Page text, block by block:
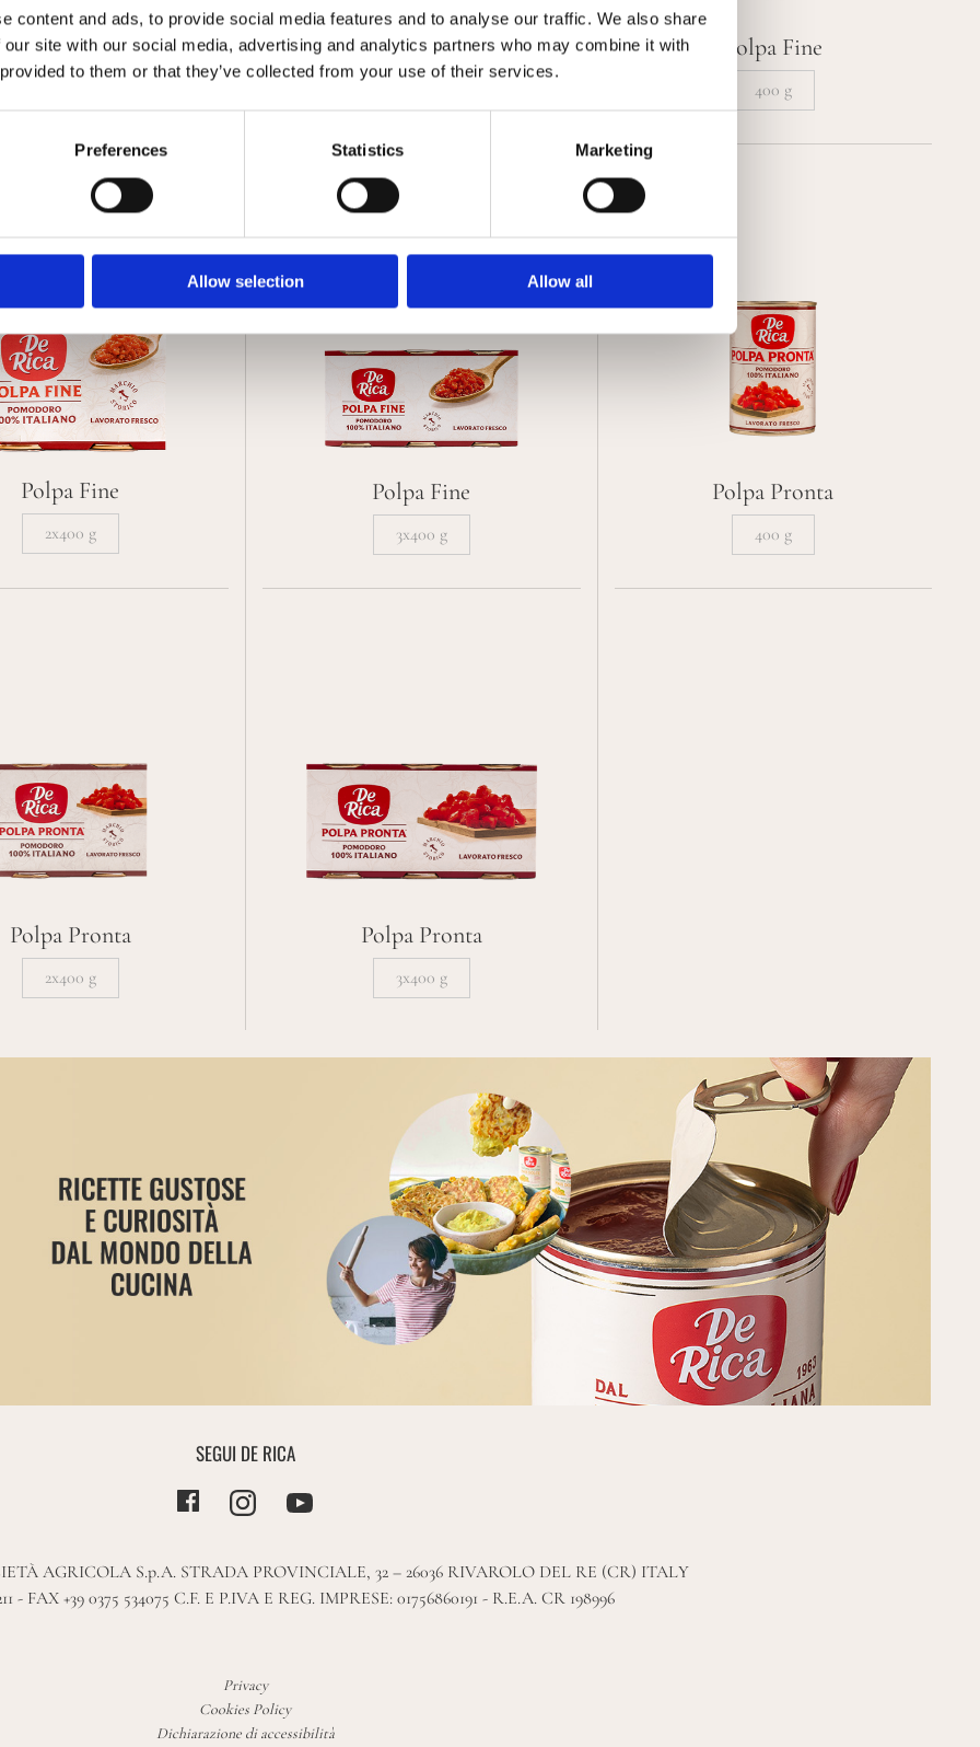
content and ads, to provide social media features and to analyse our traffic. We also share
site with our social media, advertising and analytics partners who may combine it with
to them or that they’ve collected from your use of their services.
Preferences Statistics Marketing
Allow selection Allow all
con Basilico Salsa di Datterino Polpa Fine
400 g
Polpa Fine
2x400 g
Polpa Fine
3x400 g
Polpa Pronta
400 g
Polpa Pronta
2x400 g
Polpa Pronta
3x400 g
SEGUI DE RICA
AGRICOLA S.p.A. STRADA PROVINCIALE, 32 – 26036 RIVAROLO DEL RE (CR) ITALY
- FAX +39 0375 534075 C.F. E P.IVA E REG. IMPRESE: 01756860191 - R.E.A. CR 198996
Privacy
Cookies Policy
Dichiarazione di accessibilità